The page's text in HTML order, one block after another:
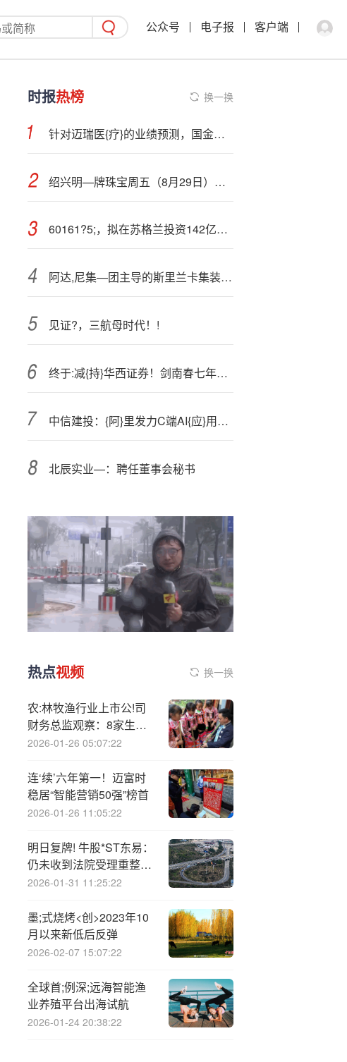
公众号 电子报 客户端
时报热榜 换一换
针对迈瑞医{疗}的业绩预测，国金证券分析师的判断是：下调，再下调
绍兴明—牌珠宝周五（8月29日）黄金价格报价1009元/克
60161?5;，拟在苏格兰投资142亿元，建设海上风电项目！
阿达,尼集—团主导的斯里兰卡集装箱码头将提前完成产能翻倍
见证?，三航母时代！!
终于:减{持}华西证券！剑南春七年之痒，首次套现2.55亿
中信建投：{阿}里发力C端AI{应}用，千问探索下一代流量入口
北辰实业—：聘任董事会秘书
热点视频 换一换
农:林牧渔行业上市公!司
财务总监观察：8家生猪
养殖公司中一半财务总监
达到132.56万元
2026-01-26 05:07:22
连‘续’六年第一！迈富时
稳居“智能营销50强”榜首
2026-01-26 11:05:22
明日复牌! 牛股*ST东易：
仍未收到法院受理重整文
书，“时间非常紧迫”
2026-01-31 11:25:22
墨;式烧烤<创>2023年10
月以来新低后反弹
2026-02-07 15:07:22
全球首;例深;远海智能渔
业养殖平台出海试航
2026-01-24 20:38:22